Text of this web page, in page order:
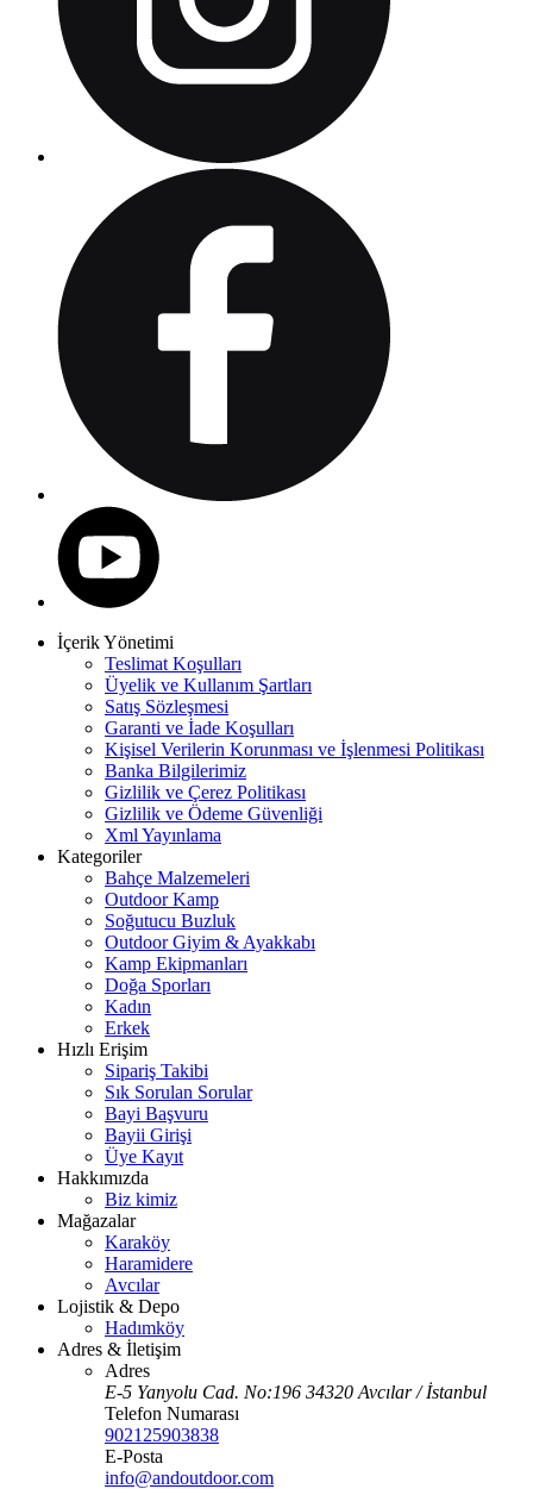
İçerik Yönetimi
Teslimat Koşulları
Üyelik ve Kullanım Şartları
Satış Sözleşmesi
Garanti ve İade Koşulları
Kişisel Verilerin Korunması ve İşlenmesi Politikası
Banka Bilgilerimiz
Gizlilik ve Çerez Politikası
Gizlilik ve Ödeme Güvenliği
Xml Yayınlama
Kategoriler
Bahçe Malzemeleri
Outdoor Kamp
Soğutucu Buzluk
Outdoor Giyim & Ayakkabı
Kamp Ekipmanları
Doğa Sporları
Kadın
Erkek
Hızlı Erişim
Sipariş Takibi
Sık Sorulan Sorular
Bayi Başvuru
Bayii Girişi
Üye Kayıt
Hakkımızda
Biz kimiz
Mağazalar
Karaköy
Haramidere
Avcılar
Lojistik & Depo
Hadımköy
Adres & İletişim
Adres
E-5 Yanyolu Cad. No:196 34320 Avcılar / İstanbul
Telefon Numarası
902125903838
E-Posta
info@andoutdoor.com